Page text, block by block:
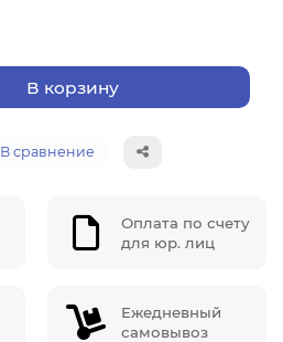
В корзину
В сравнение
Оплата по счету
для юр. лиц
Ежедневный
самовывоз